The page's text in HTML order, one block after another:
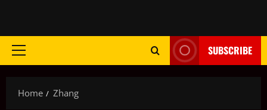
Primary
SUBSCRIBE
Home Zhang